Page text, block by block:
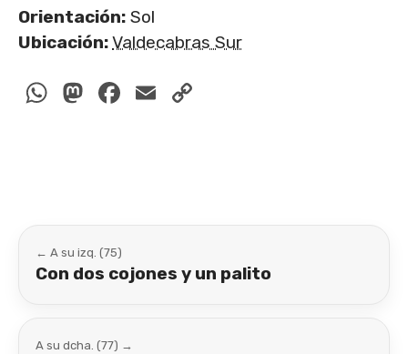
Orientación: Sol
Ubicación:Valdecabras Sur
WhatsApp
Mastodon
Facebook
Email
← A su izq. (75)
Con dos cojones y un palito
A su dcha. (77) →